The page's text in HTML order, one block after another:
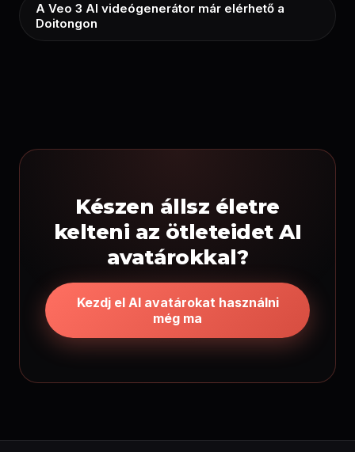
A Veo 3 AI videógenerátor már elérhető a
Doitongon
Készen állsz életre
kelteni az ötleteidet AI
avatárokkal?
Kezdj el AI avatárokat használni
még ma